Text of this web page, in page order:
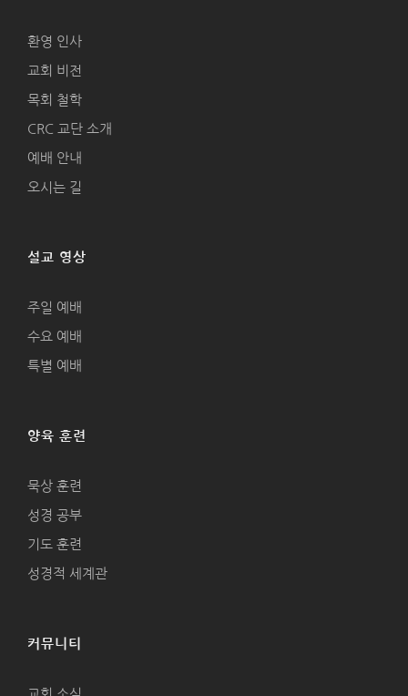
환영 인사
교회 비전
목회 철학
CRC 교단 소개
예배 안내
오시는 길
설교 영상
주일 예배
수요 예배
특별 예배
양육 훈련
묵상 훈련
성경 공부
기도 훈련
성경적 세계관
커뮤니티